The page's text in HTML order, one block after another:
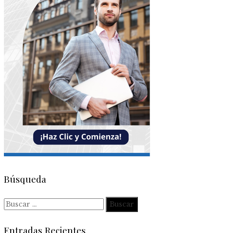
Búsqueda
Buscar:
Entradas Recientes